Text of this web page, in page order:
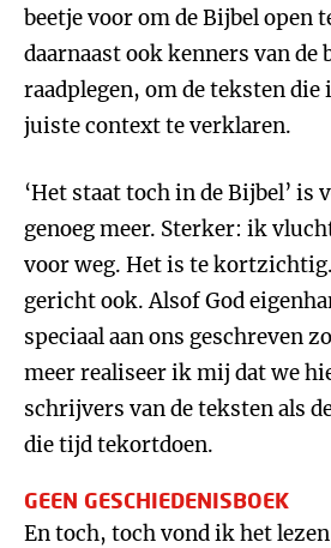
beetje voor om de Bijbel open
daarnaast ook kenners van de
raadplegen, om de teksten die
juiste context te verklaren.
‘Het staat toch in de Bijbel’ is
genoeg meer. Sterker: ik
voor weg. Het is te
gericht ook. Alsof God
speciaal aan ons geschreven
meer realiseer ik mij dat we
schrijvers van de teksten als
die tijd tekortdoen.
GEEN GESCHIEDENISBOEK
En toch, toch vond ik het